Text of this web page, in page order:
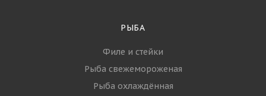
РЫБА
Филе и стейки
Рыба свежемороженая
Рыба охлаждённая